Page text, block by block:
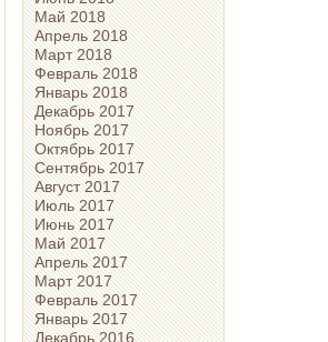
Май 2018
Апрель 2018
Март 2018
Февраль 2018
Январь 2018
Декабрь 2017
Ноябрь 2017
Октябрь 2017
Сентябрь 2017
Август 2017
Июль 2017
Июнь 2017
Май 2017
Апрель 2017
Март 2017
Февраль 2017
Январь 2017
Декабрь 2016